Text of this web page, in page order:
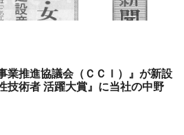
業推進協議会（ＣＣＩ）』が新設
技術者 活躍大賞』に当社の中野